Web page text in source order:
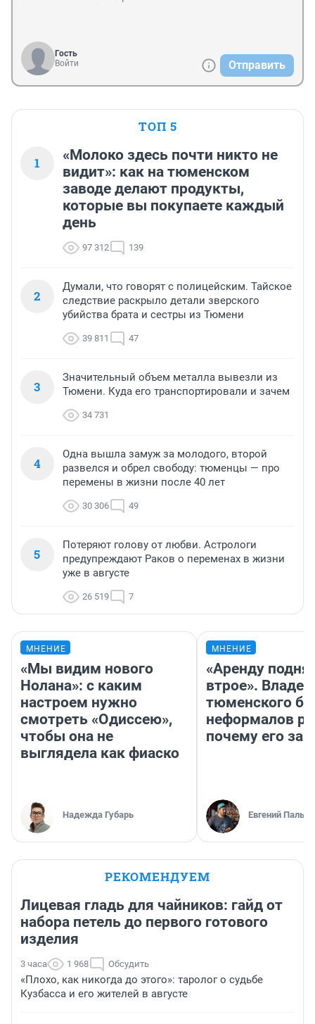
Гость
Войти
Отправить
ТОП 5
1
«Молоко здесь почти никто не
видит»: как на тюменском
заводе делают продукты,
которые вы покупаете каждый
день
97 312 139
2
Думали, что говорят с полицейским. Тайское
следствие раскрыло детали зверского
убийства брата и сестры из Тюмени
39 811 47
3
Значительный объем металла вывезли из
Тюмени. Куда его транспортировали и зачем
34 731
4
Одна вышла замуж за молодого, второй
развелся и обрел свободу: тюменцы — про
перемены в жизни после 40 лет
30 306 49
5
Потеряют голову от любви. Астрологи
предупреждают Раков о переменах в жизни
уже в августе
26 519 7
МНЕНИЕ
«Мы видим нового
Нолана»: с каким
настроем нужно
смотреть «Одиссею»,
чтобы она не
выглядела как фиаско
Надежда Губарь
МНЕНИЕ
«Аренду
втрое».
тюменского
неформалов
почему его
Евгений
РЕКОМЕНДУЕМ
Лицевая гладь для чайников: гайд от
набора петель до первого готового
изделия
3 часа 1 968 Обсудить
«Плохо, как никогда до этого»: таролог о судьбе
Кузбасса и его жителей в августе